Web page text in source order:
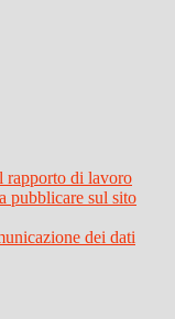
rapporto di lavoro
pubblicare sul sito
dei dati